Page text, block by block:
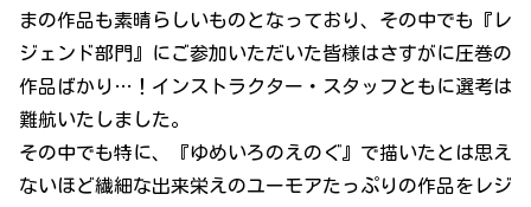
まの作品も素晴らしいものとなっており、その中でも『レ
ジェンド部門』にご参加いただいた皆様はさすがに圧巻の
作品ばかり…！インストラクター・スタッフともに選考は
難航いたしました。
その中でも特に、『ゆめいろのえのぐ』で描いたとは思え
ないほど繊細な出来栄えのユーモアたっぷりの作品をレジ